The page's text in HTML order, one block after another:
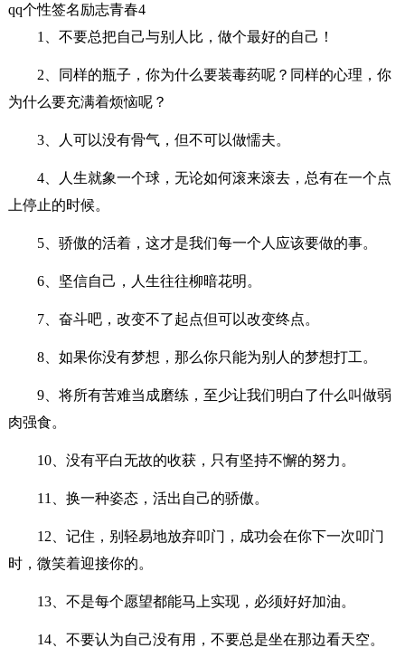
qq个性签名励志青春4
1、不要总把自己与别人比，做个最好的自己！
2、同样的瓶子，你为什么要装毒药呢？同样的心理，你
为什么要充满着烦恼呢？
3、人可以没有骨气，但不可以做懦夫。
4、人生就象一个球，无论如何滚来滚去，总有在一个点
上停止的时候。
5、骄傲的活着，这才是我们每一个人应该要做的事。
6、坚信自己，人生往往柳暗花明。
7、奋斗吧，改变不了起点但可以改变终点。
8、如果你没有梦想，那么你只能为别人的梦想打工。
9、将所有苦难当成磨练，至少让我们明白了什么叫做弱
肉强食。
10、没有平白无故的收获，只有坚持不懈的努力。
11、换一种姿态，活出自己的骄傲。
12、记住，别轻易地放弃叩门，成功会在你下一次叩门
时，微笑着迎接你的。
13、不是每个愿望都能马上实现，必须好好加油。
14、不要认为自己没有用，不要总是坐在那边看天空。